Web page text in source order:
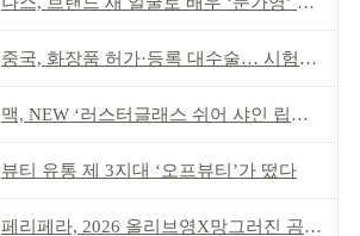
중국, 화장품 허가·등록 대수술… 시험자료 공용 허용
맥, NEW ‘러스터글래스 쉬어 샤인 립스틱’ 출시
뷰티 유통 제 3지대 ‘오프뷰티’가 떴다
페리페라, 2026 올리브영X망그러진 곰 콜라보